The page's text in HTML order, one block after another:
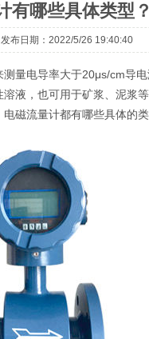
有哪些具体类型？
布日期：2022/5/26 19:40:40
电导率大于20μs/cm导
液，也可用于矿浆、泥浆
磁流量计都有哪些具体的类